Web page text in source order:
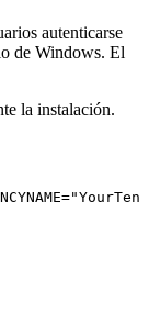
autenticarse
de Windows. El
la instalación.